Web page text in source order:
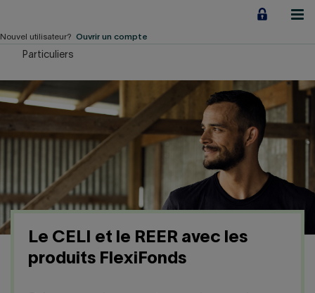
contenu
Employeurs
Financement d'entreprise
Notre Impact
À propos
Nouvel utilisateur? Ouvrir un compte
Particuliers
Le CELI et le REER avec les
produits FlexiFonds